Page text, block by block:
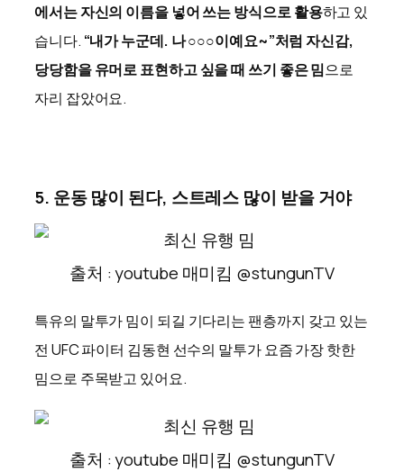
에서는 자신의 이름을 넣어 쓰는 방식으로 활용하고 있
습니다. “내가 누군데. 나 ○○○이예요~”처럼 자신감,
당당함을 유머로 표현하고 싶을 때 쓰기 좋은 밈으로
자리 잡았어요.
5. 운동 많이 된다, 스트레스 많이 받을 거야
출처 : youtube 매미킴 @stungunTV
특유의 말투가 밈이 되길 기다리는 팬층까지 갖고 있는
전 UFC 파이터 김동현 선수의 말투가 요즘 가장 핫한
밈으로 주목받고 있어요.
출처 : youtube 매미킴 @stungunTV